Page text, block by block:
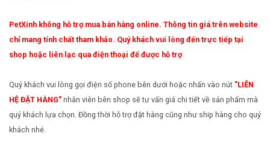
PetXinh không hỗ trợ mua bán hàng online. Thông tin giá trên website
chỉ mang tính chất tham khảo. Quý khách vui lòng đến trực tiếp tại
shop hoặc liên lạc qua điện thoại để được hỗ trợ
Quý khách vui lòng gọi điện số phone bên dưới hoặc nhấn vào nút "LIÊN
HỆ ĐẶT HÀNG" nhân viên bên shop sẽ tư vấn giá chi tiết về sản phẩm mà
quý khách lựa chọn. Đồng thời hỗ trợ đặt hàng cũng như ship hàng cho quý
khách nhé.